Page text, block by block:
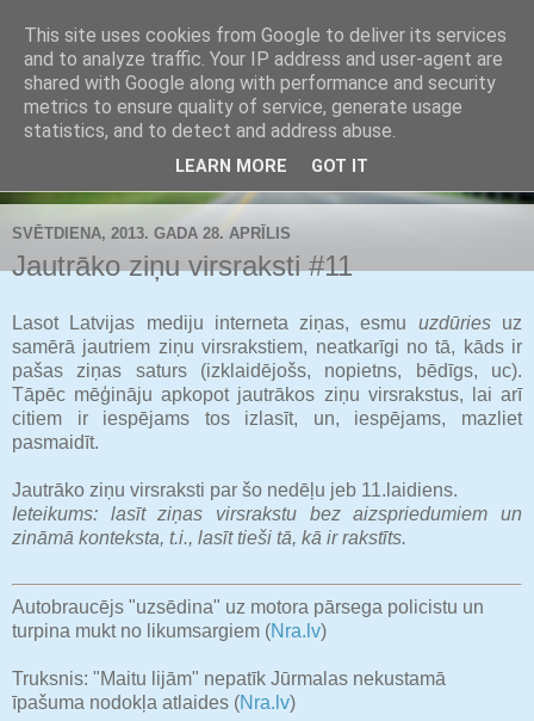
Buldozers.Lv
Subjektīvi par svarīgāko.
SVĒTDIENA, 2013. GADA 28. APRĪLIS
Jautrāko ziņu virsraksti #11
Lasot Latvijas mediju interneta ziņas, esmu uzdūries uz
samērā jautriem ziņu virsrakstiem, neatkarīgi no tā, kāds ir
pašas ziņas saturs (izklaidējošs, nopietns, bēdīgs, uc).
Tāpēc mēģināju apkopot jautrākos ziņu virsrakstus, lai arī
citiem ir iespējams tos izlasīt, un, iespējams, mazliet
pasmaidīt.
Jautrāko ziņu virsraksti par šo nedēļu jeb 11.laidiens.
Ieteikums: lasīt ziņas virsrakstu bez aizspriedumiem un
zināmā konteksta, t.i., lasīt tieši tā, kā ir rakstīts.
Autobraucējs "uzsēdina" uz motora pārsega policistu un
turpina mukt no likumsargiem (Nra.lv)
Truksnis: "Maitu lijām" nepatīk Jūrmalas nekustamā
īpašuma nodokļa atlaides (Nra.lv)
This site uses cookies from Google to deliver its services
and to analyze traffic. Your IP address and user-agent are
shared with Google along with performance and security
metrics to ensure quality of service, generate usage
statistics, and to detect and address abuse.
LEARN MORE GOT IT